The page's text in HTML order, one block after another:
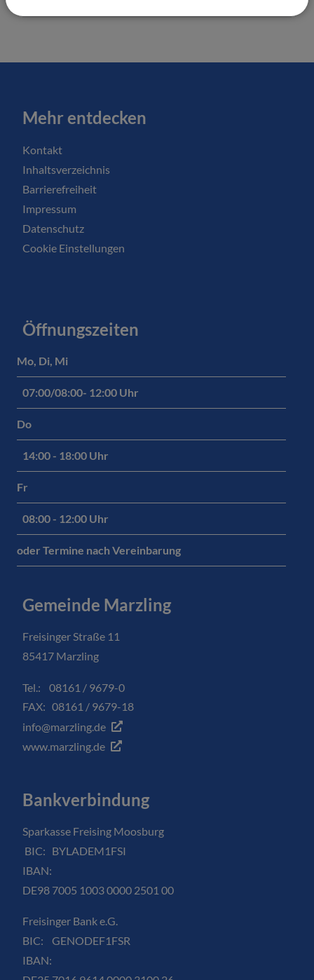
Mehr entdecken
Kontakt
Inhaltsverzeichnis
Barrierefreiheit
Impressum
Datenschutz
Cookie Einstellungen
Öffnungszeiten
Mo, Di, Mi
07:00/08:00- 12:00 Uhr
Do
14:00 - 18:00 Uhr
Fr
08:00 - 12:00 Uhr
oder Termine nach Vereinbarung
Gemeinde Marzling
Freisinger Straße 11
85417 Marzling
Tel.: 08161 / 9679-0
FAX: 08161 / 9679-18
info@marzling.de
www.marzling.de
Bankverbindung
Sparkasse Freising Moosburg
BIC: BYLADEM1FSI
IBAN:
DE98 7005 1003 0000 2501 00
Freisinger Bank e.G.
BIC: GENODEF1FSR
IBAN: